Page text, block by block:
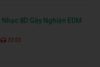
Nhạc 8D Gây Nghiện EDM
33:03